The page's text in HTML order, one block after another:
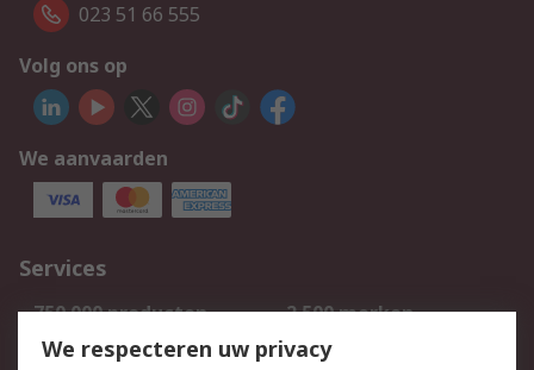
023 51 66 555
Volg ons op
We aanvaarden
Services
750.000 producten
2.500 merken
Bestellen
Inkoopoplossingen
We respecteren uw privacy